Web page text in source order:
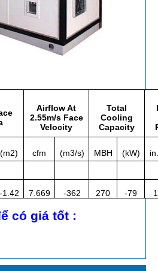
Airflow At
2.55m/s Face
Velocity
Total
Cooling
Capacity
(m2) cfm (m3/s) MBH (kW)
-1.42 7.669 -362 270 -79
có giá tốt :